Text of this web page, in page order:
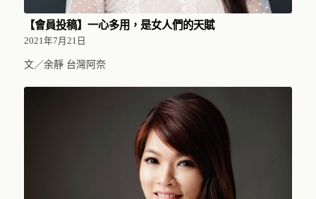
【會員投稿】一心多用，是女人們的天賦
2021年7月21日
文／余靜 台灣阿奈